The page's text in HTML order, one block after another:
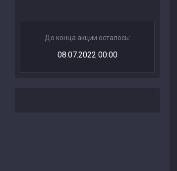
До конца акции осталось:
08.07.2022 00:00